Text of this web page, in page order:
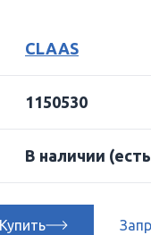
CLAAS
1150530
В наличии
Купить